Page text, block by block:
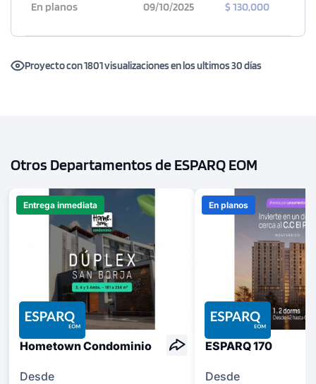
En planos 09/10/2025 $ 130,000
Proyecto con 1801 visualizaciones en los ultimos 30 días
Otros Departamentos de ESPARQ EOM
Entrega inmediata
Hometown Condominio
Desde
En planos
ESPARQ 170
Desde